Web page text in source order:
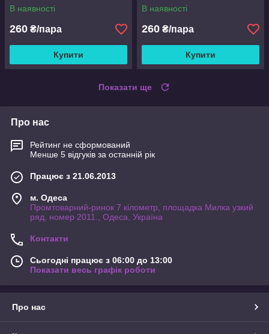
В наявності
260 ₴/пара
Купити
В наявності
260 ₴/пара
Купити
Показати ще
Про нас
Рейтинг не сформований
Менше 5 відгуків за останній рік
Працює з 21.06.2013
м. Одеса
Промтоварний-ринок 7 кілометр, площадка Милка узкий
ряд, номер 2011., Одеса, Україна
Контакти
Сьогодні працює з 06:00 до 13:00
Показати весь графік роботи
Про нас